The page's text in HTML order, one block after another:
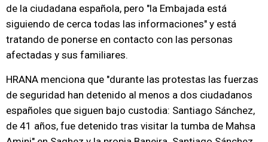
de la ciudadana española, pero "la Embajada está
siguiendo de cerca todas las informaciones" y está
tratando de ponerse en contacto con las personas
afectadas y sus familiares.
HRANA menciona que "durante las protestas las fuerzas
de seguridad han detenido al menos a dos ciudadanos
españoles que siguen bajo custodia: Santiago Sánchez,
de 41 años, fue detenido tras visitar la tumba de Mahsa